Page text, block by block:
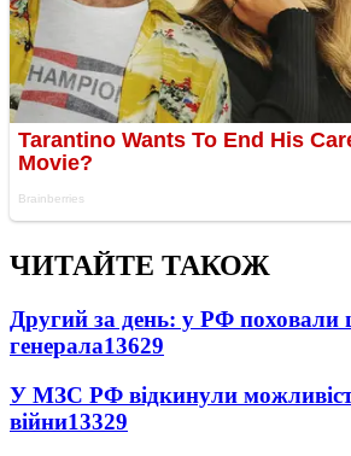
ЧИТАЙТЕ ТАКОЖ
Другий за день: у РФ поховали
генерала13629
У МЗС РФ відкинули
війни13329